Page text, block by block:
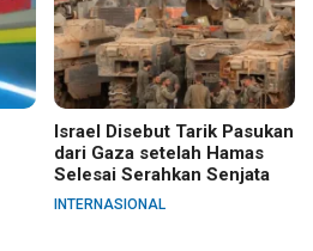
Israel Disebut Tarik Pasukan
dari Gaza setelah Hamas
Selesai Serahkan Senjata
INTERNASIONAL